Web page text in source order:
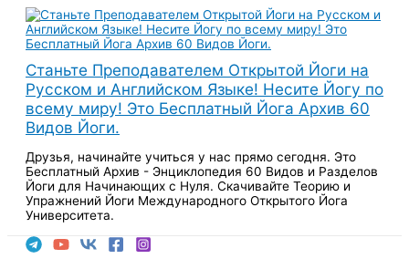
Перейти
содержимому
Станьте Преподавателем Открытой Йоги на
Русском и Английском Языке! Несите Йогу по
всему миру! Это Бесплатный Йога Архив 60
Видов Йоги.
Друзья, начинайте учиться у нас прямо сегодня. Это
Бесплатный Архив - Энциклопедия 60 Видов и Разделов
Йоги для Начинающих с Нуля. Скачивайте Теорию и
Упражнений Йоги Международного Открытого Йога
Университета.